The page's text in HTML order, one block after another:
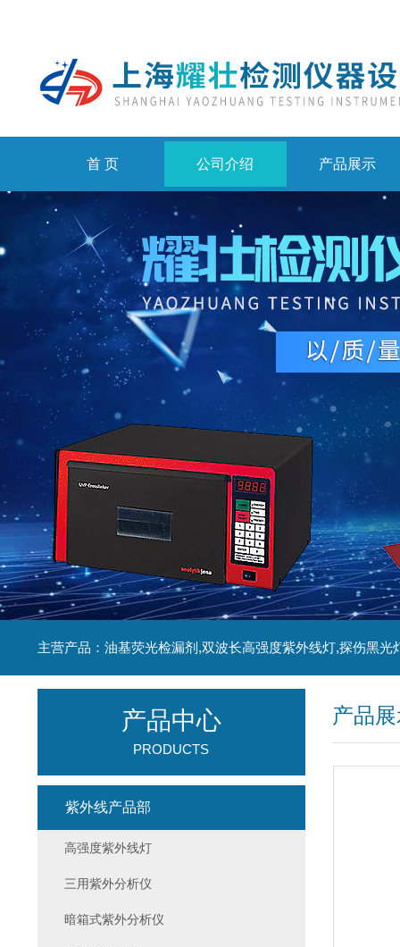
首 页 公司介绍 产品展示
主营产品：油基荧光检漏剂,双波长高强度紫外线灯,探伤黑光
产品
产品中心
PRODUCTS
紫外线产品部
高强度紫外线灯
三用紫外分析仪
暗箱式紫外分析仪